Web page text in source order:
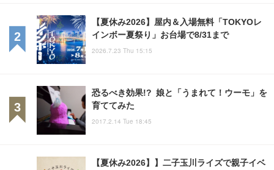
【夏休み2026】屋内＆入場無料「TOKYOレ
インボー夏祭り」お台場で8/31まで
2026.7.23 Thu 15:15
恐るべき効果!? 娘と「うまれて！ウーモ」を
育ててみた
2017.2.14 Tue 18:45
【夏休み2026】】二子玉川ライズで親子イベ